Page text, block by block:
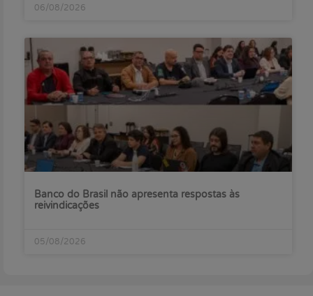
06/08/2026
Banco do Brasil não apresenta respostas às
reivindicações
05/08/2026